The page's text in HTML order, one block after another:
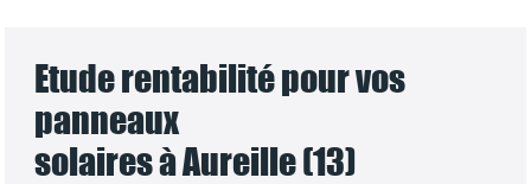
Etude rentabilité pour vos
panneaux
solaires à Aureille (13)